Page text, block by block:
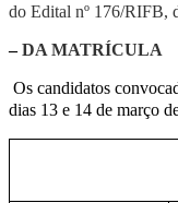
do Edital nº 176/RIFB,
–DA MATRÍCULA
Os candidatos
dias 13 e 14 de março